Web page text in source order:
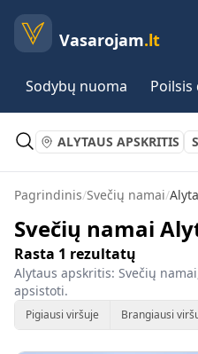
Vasarojam.lt
Sodybų nuoma Poilsis
ALYTAUS APSKRITIS
Pagrindinis/Svečių namai/
Svečių namai
Rasta 1 rezultatų
Alytaus apskritis: Svečių
apsistoti.
Pigiausi viršuje Brangiausi